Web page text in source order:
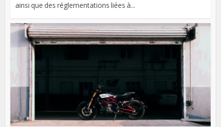
ainsi que des réglementations liées à...